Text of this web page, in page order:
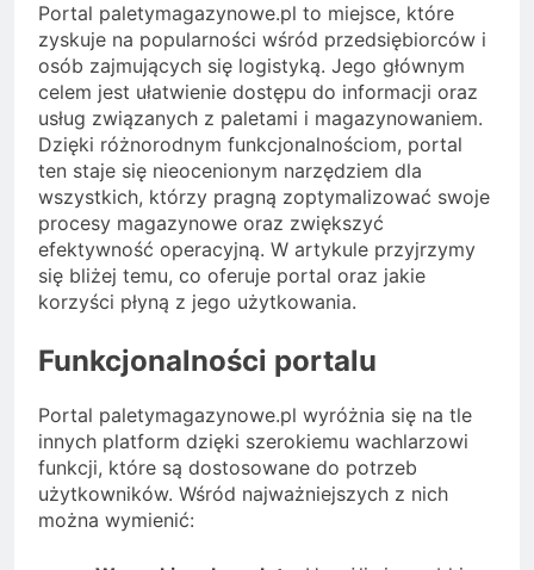
Portal paletymagazynowe.pl to miejsce, które
zyskuje na popularności wśród przedsiębiorców i
osób zajmujących się logistyką. Jego głównym
celem jest ułatwienie dostępu do informacji oraz
usług związanych z paletami i magazynowaniem.
Dzięki różnorodnym funkcjonalnościom, portal
ten staje się nieocenionym narzędziem dla
wszystkich, którzy pragną zoptymalizować swoje
procesy magazynowe oraz zwiększyć
efektywność operacyjną. W artykule przyjrzymy
się bliżej temu, co oferuje portal oraz jakie
korzyści płyną z jego użytkowania.
Funkcjonalności portalu
Portal paletymagazynowe.pl wyróżnia się na tle
innych platform dzięki szerokiemu wachlarzowi
funkcji, które są dostosowane do potrzeb
użytkowników. Wśród najważniejszych z nich
można wymienić: